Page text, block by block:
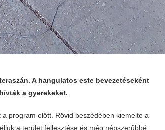
A hangulatos este bevezetéseként
a gyerekeket.
program előtt. Rövid beszédében kiemelte a
a terület fejlesztése és még népszerűbbé